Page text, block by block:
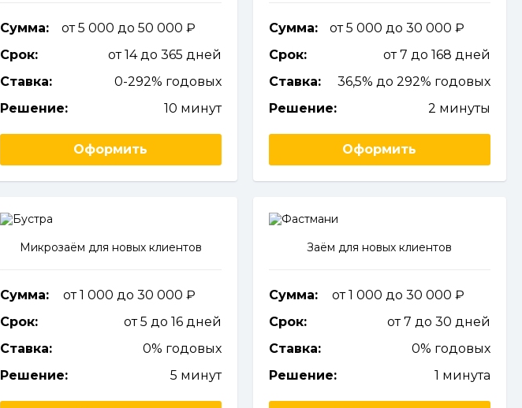
Сумма:
от 5 000 до 50 000
Срок:
от 14 до 365 дней
Ставка:
0-292% годовых
Решение:
10 минут
Оформить
Сумма:
от 5 000 до 30 000
Срок:
от 7 до 168 дней
Ставка:
36,5% до 292% годовых
Решение:
2 минуты
Оформить
Микрозаём для новых клиентов
Сумма:
от 1 000 до 30 000
Срок:
от 5 до 16 дней
Ставка:
0% годовых
Решение:
5 минут
Заём для новых клиентов
Сумма:
от 1 000 до 30 000
Срок:
от 7 до 30 дней
Ставка:
0% годовых
Решение:
1 минута